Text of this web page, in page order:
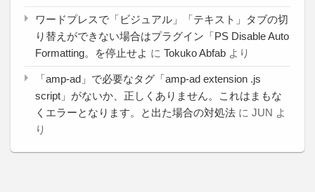
ワードプレスで「ビジュアル」「テキスト」タブの切
り替えができない場合はプラグイン「PS Disable Auto
Formatting。を停止せよ に Tokuko Abfab より
「amp-ad」で必要なタグ「amp-ad extension .js
script」がないか、正しくありません。これはまもな
くエラーとなります。と出た場合の対処法 に JUN よ
り